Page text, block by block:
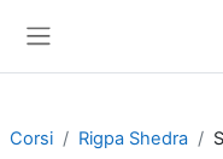
Corsi Rigpa Shedra